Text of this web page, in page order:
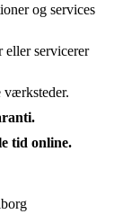
og services
eller servicerer
værksteder.
tid online.